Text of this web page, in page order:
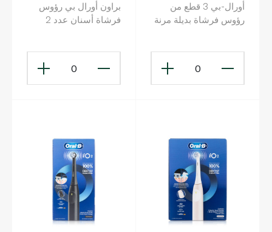
أورال-بي 3 قطع من
رؤوس فرشاة بديلة مرنة
0
براون أورال بي رؤوس
فرشاة أسنان عدد 2
0